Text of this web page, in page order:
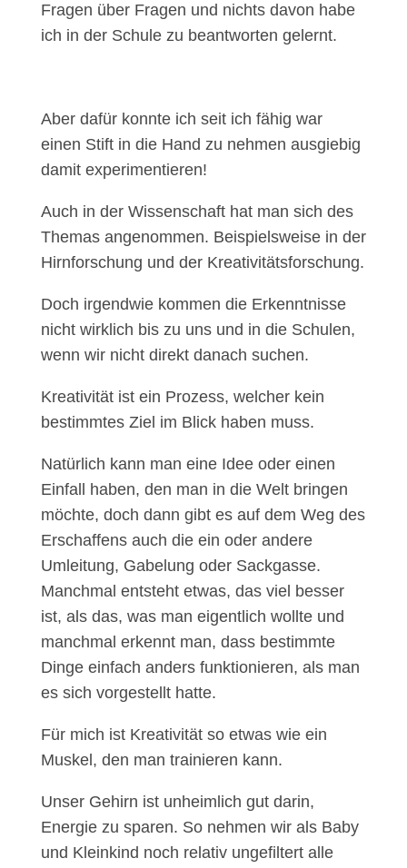
Fragen über Fragen und nichts davon habe
ich in der Schule zu beantworten gelernt.
Aber dafür konnte ich seit ich fähig war
einen Stift in die Hand zu nehmen ausgiebig
damit experimentieren!
Auch in der Wissenschaft hat man sich des
Themas angenommen. Beispielsweise in der
Hirnforschung und der Kreativitätsforschung.
Doch irgendwie kommen die Erkenntnisse
nicht wirklich bis zu uns und in die Schulen,
wenn wir nicht direkt danach suchen.
Kreativität ist ein Prozess, welcher kein
bestimmtes Ziel im Blick haben muss.
Natürlich kann man eine Idee oder einen
Einfall haben, den man in die Welt bringen
möchte, doch dann gibt es auf dem Weg des
Erschaffens auch die ein oder andere
Umleitung, Gabelung oder Sackgasse.
Manchmal entsteht etwas, das viel besser
ist, als das, was man eigentlich wollte und
manchmal erkennt man, dass bestimmte
Dinge einfach anders funktionieren, als man
es sich vorgestellt hatte.
Für mich ist Kreativität so etwas wie ein
Muskel, den man trainieren kann.
Unser Gehirn ist unheimlich gut darin,
Energie zu sparen. So nehmen wir als Baby
und Kleinkind noch relativ ungefiltert alle